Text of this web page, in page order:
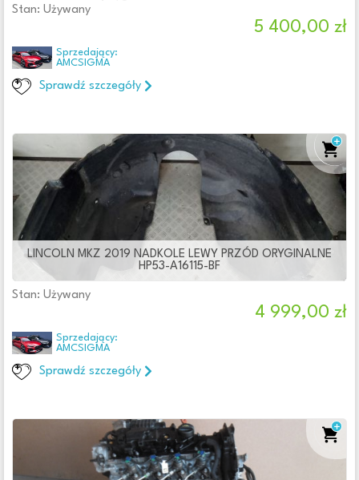
Stan: Używany
5 400,00 zł
Sprzedający:
AMCSIGMA
Sprawdź szczegóły
LINCOLN MKZ 2019 NADKOLE LEWY PRZÓD ORYGINALNE
HP53-A16115-BF
Stan: Używany
4 999,00 zł
Sprzedający:
AMCSIGMA
Sprawdź szczegóły